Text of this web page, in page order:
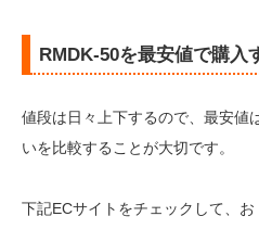
RMDK-50を最安値で購入
値段は日々上下するので、最安値
いを比較することが大切です。
下記ECサイトをチェックして、